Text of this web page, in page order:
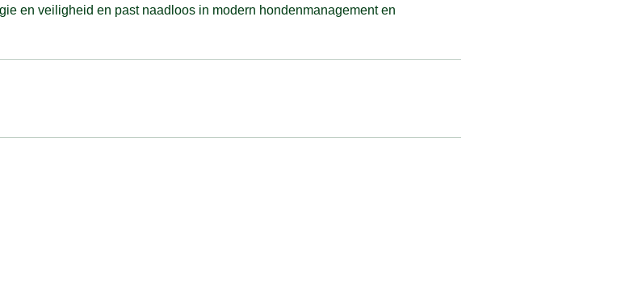
en veiligheid en past naadloos in modern hondenmanagement en